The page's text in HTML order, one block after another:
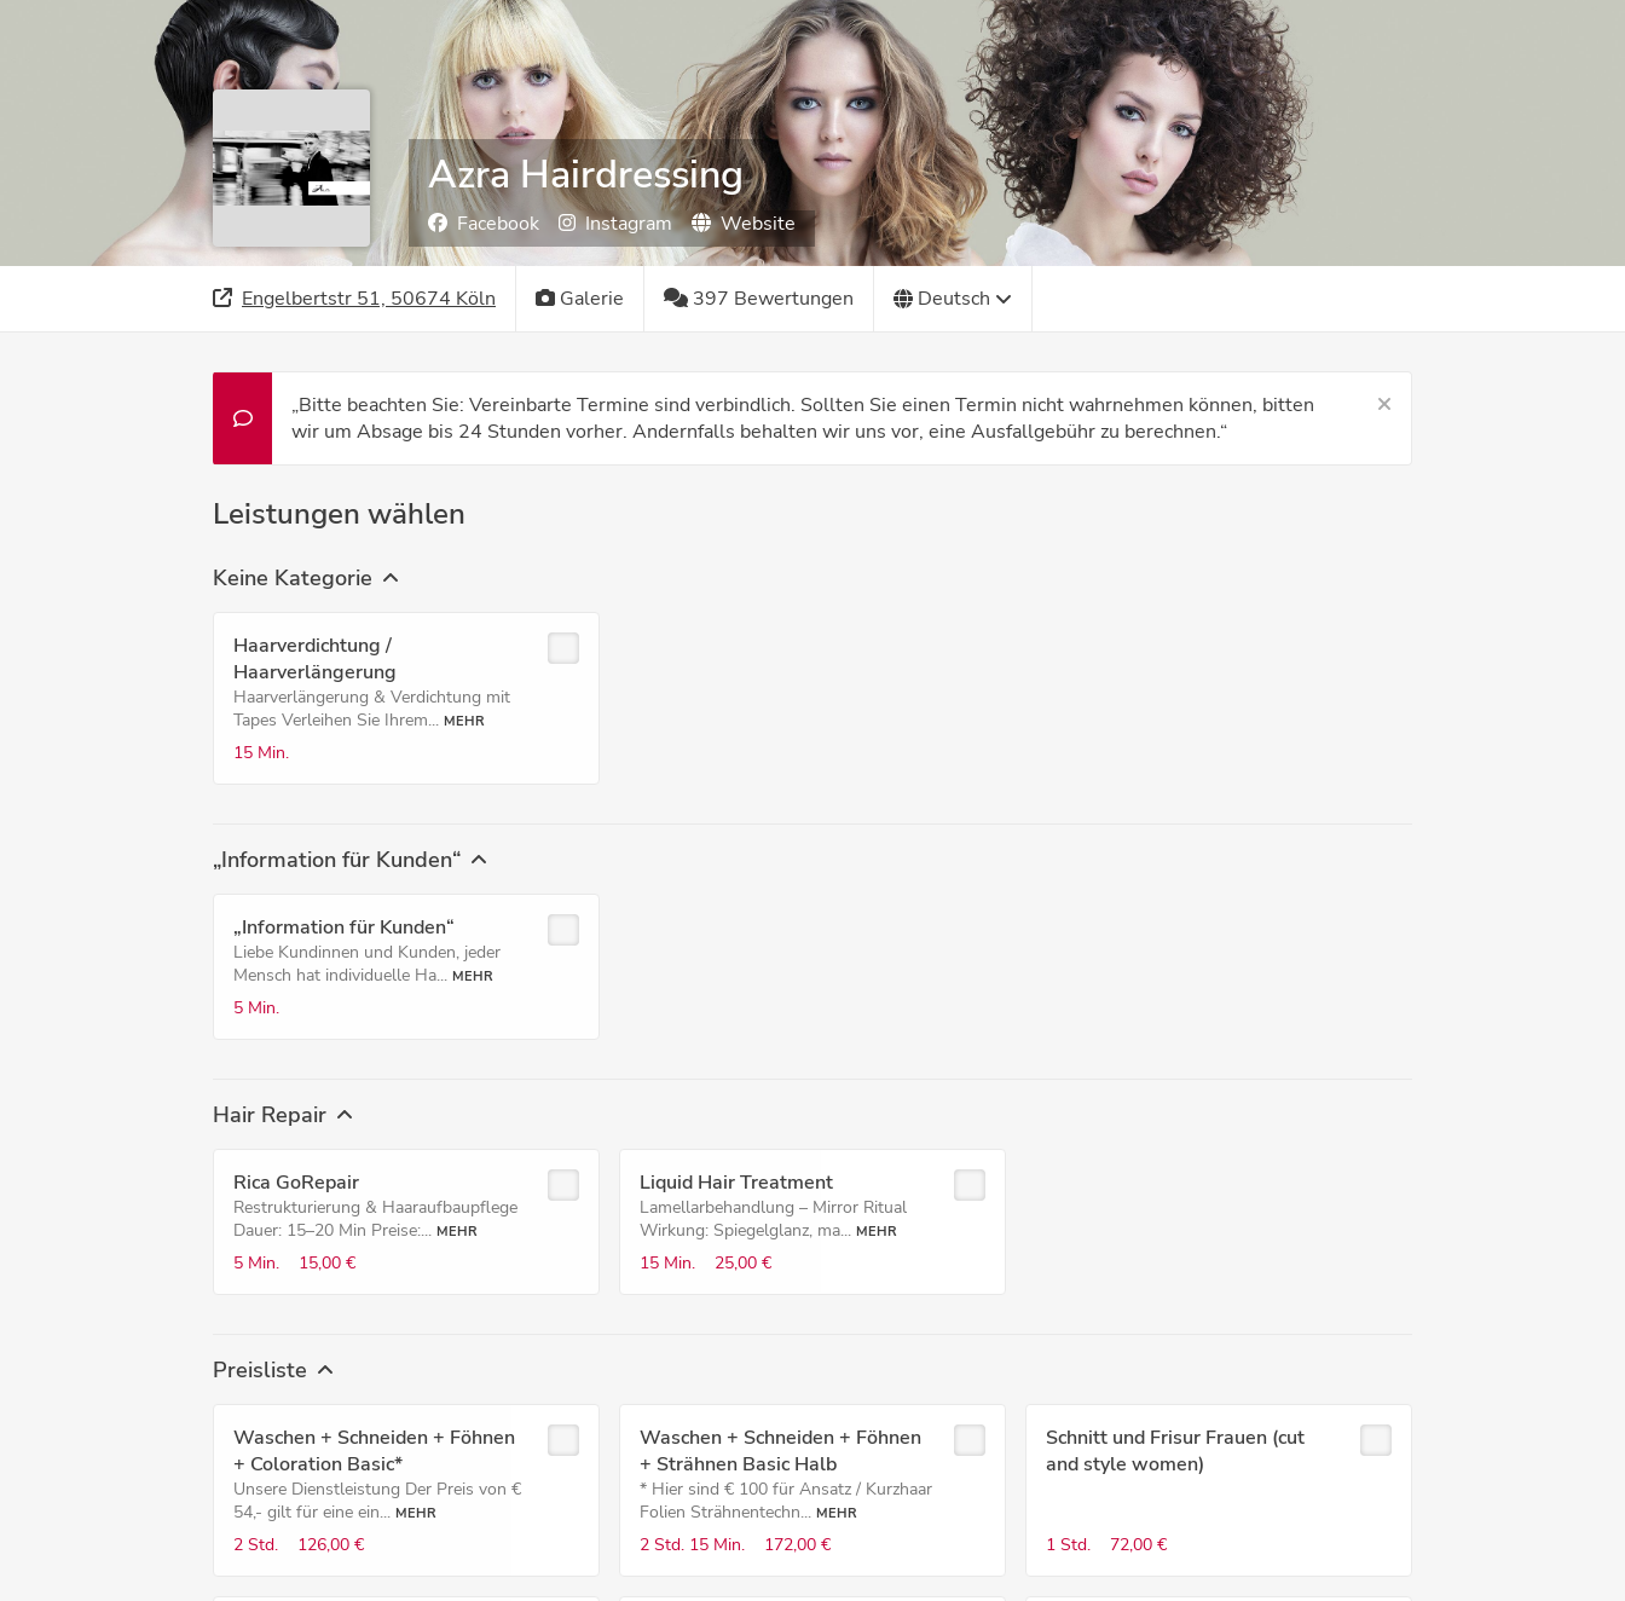
Azra Hairdressing
Facebook Instagram Website
Engelbertstr 51, 50674 Köln Galerie 397 Bewertungen Deutsch
„Bitte beachten Sie: Vereinbarte Termine sind verbindlich. Sollten Sie einen Termin nicht wahrnehmen können, bitten
wir um Absage bis 24 Stunden vorher. Andernfalls behalten wir uns vor, eine Ausfallgebühr zu berechnen.“
Leistungen wählen
Keine Kategorie
Haarverdichtung /
Haarverlängerung
Haarverlängerung & Verdichtung mit
Tapes Verleihen Sie Ihrem... MEHR
15 Min.
„Information für Kunden“
„Information für Kunden“
Liebe Kundinnen und Kunden, jeder
Mensch hat individuelle Ha... MEHR
5 Min.
Hair Repair
Rica GoRepair
Restrukturierung & Haaraufbaupflege
Dauer: 15–20 Min Preise:... MEHR
5 Min. 15,00 €
Liquid Hair Treatment
Lamellarbehandlung – Mirror Ritual
Wirkung: Spiegelglanz, ma... MEHR
15 Min. 25,00 €
Preisliste
Waschen + Schneiden + Föhnen
+ Coloration Basic*
Unsere Dienstleistung Der Preis von €
54,- gilt für eine ein... MEHR
2 Std. 126,00 €
Waschen + Schneiden + Föhnen
+ Strähnen Basic Halb
* Hier sind € 100 für Ansatz / Kurzhaar
Folien Strähnentechn... MEHR
2 Std. 15 Min. 172,00 €
Schnitt und Frisur Frauen (cut
and style women)
1 Std. 72,00 €